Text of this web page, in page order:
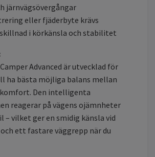
järnvägsövergångar
eller fjäderbyte krävs
skillnad i körkänsla och stabilitet
Advanced är utvecklad för
ha bästa möjliga balans mellan
Den intelligenta
reagerar på vägens ojämnheter
– vilket ger en smidig känsla vid
ett fastare väggrepp när du